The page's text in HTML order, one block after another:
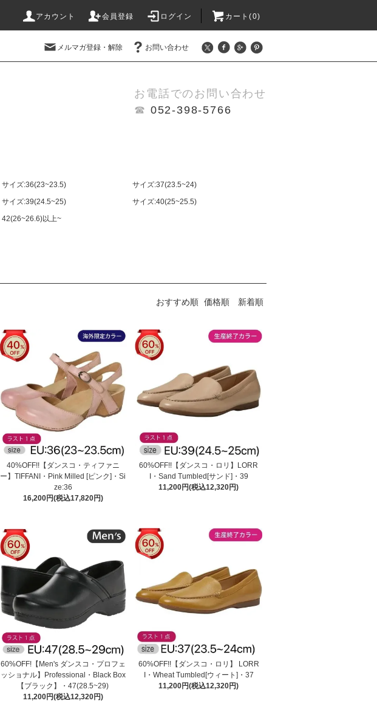
アカウント 会員登録 ログイン カート(0)
メルマガ登録・解除 お問い合わせ
お電話でのお問い合わせ
☎ 052-398-5766
サイズ:36(23~23.5)
サイズ:37(23.5~24)
サイズ:39(24.5~25)
サイズ:40(25~25.5)
42(26~26.6)以上~
おすすめ順 価格順 新着順
40%OFF!!【ダンスコ・ティファニ
ー】TIFFANI・Pink Milled [ピンク]・Si
ze:36
16,200円(税込17,820円)
60%OFF!!【ダンスコ・ロリ】LORR
I・Sand Tumbled[サンド]・39
11,200円(税込12,320円)
60%OFF!【Men's ダンスコ・プロフェ
ッショナル】Professional・Black Box
【ブラック】・47(28.5~29)
11,200円(税込12,320円)
60%OFF!!【ダンスコ・ロリ】 LORR
I・Wheat Tumbled[ウィート]・37
11,200円(税込12,320円)